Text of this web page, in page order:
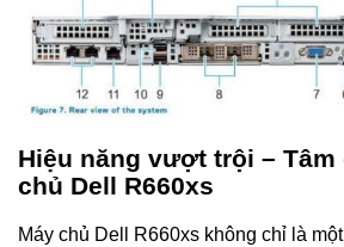
Hiệu năng vượt trội – Tâm
chủ Dell R660xs
Máy chủ Dell R660xs không chỉ là